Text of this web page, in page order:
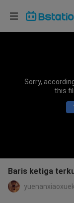
Sorry,
this
Baris ketiga
Pilih
Bahasa Indonesia